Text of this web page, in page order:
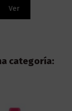
Ver
categoría: